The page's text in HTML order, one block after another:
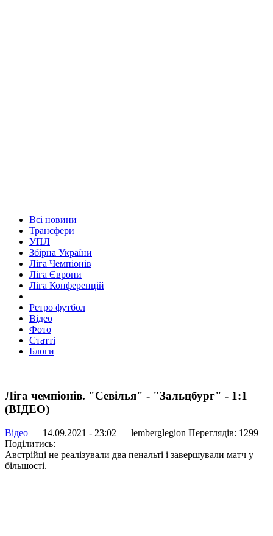
Всі новини
Трансфери
УПЛ
Збірна України
Ліга Чемпіонів
Ліга Європи
Ліга Конференцій
Ретро футбол
Відео
Фото
Статті
Блоги
Ліга чемпіонів. "Севілья" - "Зальцбург" - 1:1
(ВІДЕО)
Відео — 14.09.2021 - 23:02 — lemberglegion Переглядів: 1299
Поділитись:
Австрійці не реалізували два пенальті і завершували матч у
більшості.